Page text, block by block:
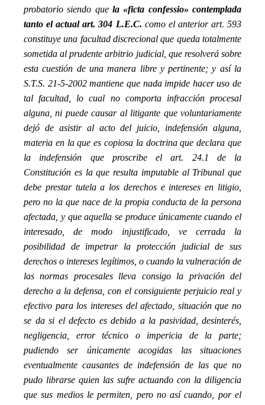
probatorio siendo que la «ficta confessio» contemplada
tanto el actual art. 304 L.E.C. como el anterior art. 593
constituye una facultad discrecional que queda totalmente
sometida al prudente arbitrio judicial, que resolverá sobre
esta cuestión de una manera libre y pertinente; y así la
S.T.S. 21-5-2002 mantiene que nada impide hacer uso de
tal facultad, lo cual no comporta infracción procesal
alguna, ni puede causar al litigante que voluntariamente
dejó de asistir al acto del juicio, indefensión alguna,
materia en la que es copiosa la doctrina que declara que
la indefensión que proscribe el art. 24.1 de la
Constitución es la que resulta imputable al Tribunal que
debe prestar tutela a los derechos e intereses en litigio,
pero no la que nace de la propia conducta de la persona
afectada, y que aquella se produce únicamente cuando el
interesado, de modo injustificado, ve cerrada la
posibilidad de impetrar la protección judicial de sus
derechos o intereses legítimos, o cuando la vulneración de
las normas procesales lleva consigo la privación del
derecho a la defensa, con el consiguiente perjuicio real y
efectivo para los intereses del afectado, situación que no
se da si el defecto es debido a la pasividad, desinterés,
negligencia, error técnico o impericia de la parte;
pudiendo ser únicamente acogidas las situaciones
eventualmente causantes de indefensión de las que no
pudo librarse quien las sufre actuando con la diligencia
que sus medios le permiten, pero no así cuando, por el